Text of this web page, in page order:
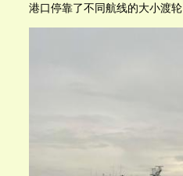
港口停靠了不同航线的大小渡轮